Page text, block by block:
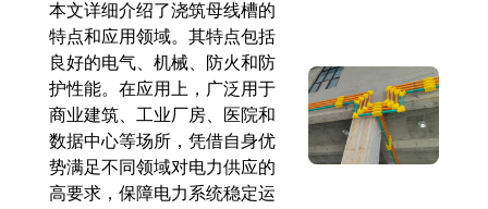
本文详细介绍了浇筑母线槽的
特点和应用领域。其特点包括
良好的电气、机械、防火和防
护性能。在应用上，广泛用于
商业建筑、工业厂房、医院和
数据中心等场所，凭借自身优
势满足不同领域对电力供应的
高要求，保障电力系统稳定运